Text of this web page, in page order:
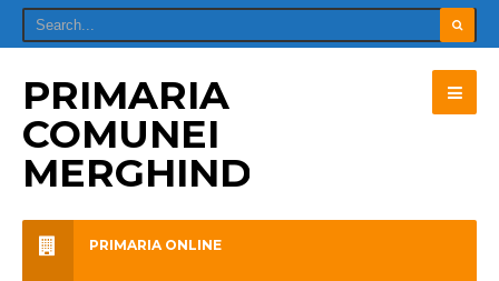
PRIMARIA
COMUNEI
MERGHINDEAL
PRIMARIA ONLINE